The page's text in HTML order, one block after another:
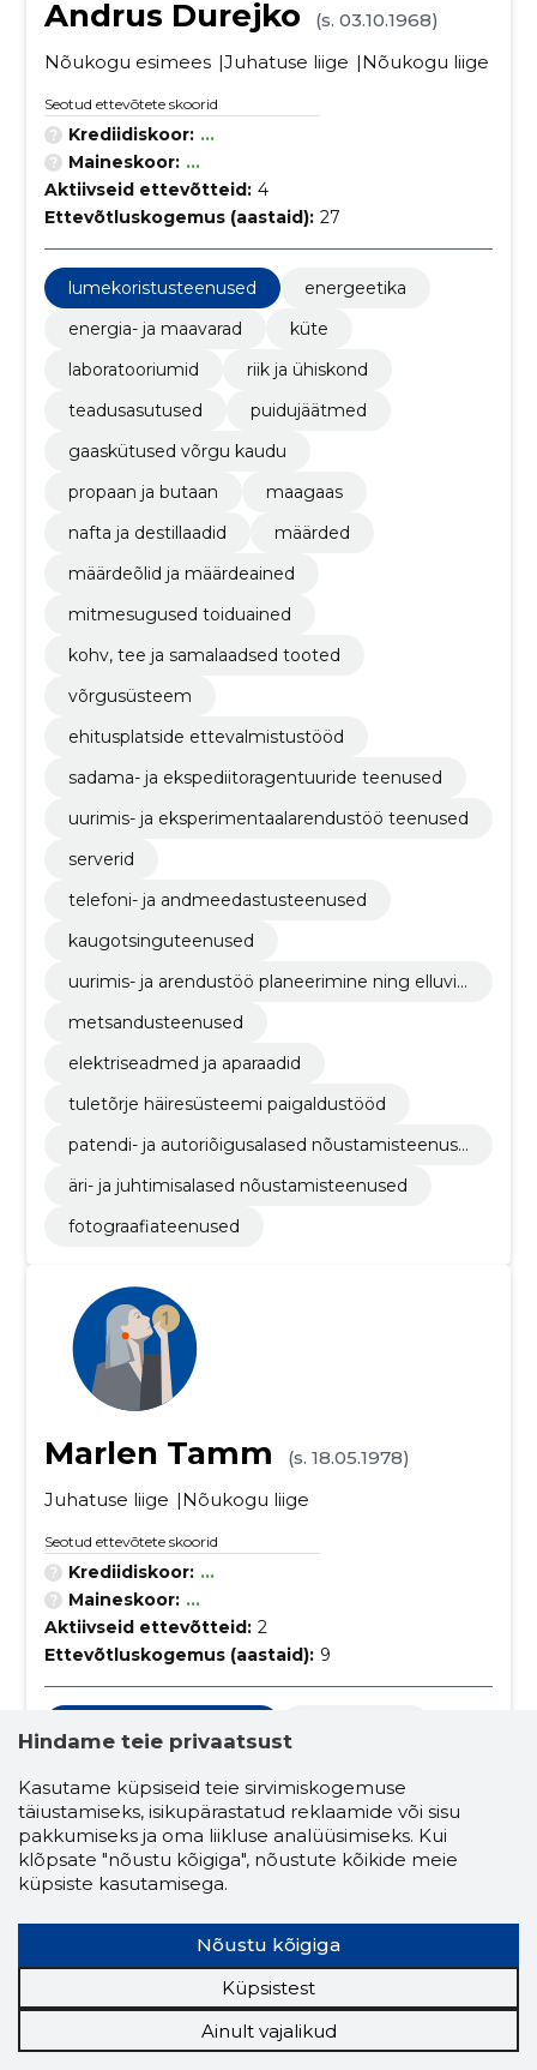
Andrus Durejko
(s. 03.10.1968)
Nõukogu esimees Juhatuse liige Nõukogu liige
Seotud ettevõtete skoorid
Krediidiskoor: ...
Maineskoor: ...
Aktiivseid ettevõtteid: 4
Ettevõtluskogemus (aastaid): 27
lumekoristusteenused
energeetika
energia- ja maavarad
küte
laboratooriumid
riik ja ühiskond
teadusasutused
puidujäätmed
gaaskütused võrgu kaudu
propaan ja butaan
maagaas
nafta ja destillaadid
määrded
määrdeõlid ja määrdeained
mitmesugused toiduained
kohv, tee ja samalaadsed tooted
võrgusüsteem
ehitusplatside ettevalmistustööd
sadama- ja ekspediitoragentuuride teenused
uurimis- ja eksperimentaalarendustöö teenused
serverid
telefoni- ja andmeedastusteenused
kaugotsinguteenused
uurimis- ja arendustöö planeerimine ning elluvii
metsandusteenused
elektriseadmed ja aparaadid
tuletõrje häiresüsteemi paigaldustööd
patendi- ja autoriõigusalased nõustamisteenuse
äri- ja juhtimisalased nõustamisteenused
fotograafiateenused
Marlen Tamm
(s. 18.05.1978)
Juhatuse liige
Nõukogu liige
Seotud ettevõtete skoorid
Krediidiskoor: ...
Maineskoor: ...
Aktiivseid ettevõtteid: 2
Ettevõtluskogemus (aastaid): 9
laboratooriumid
riik ja ühiskond
teadusasutused
puidujäätmed
gaaskütused võrgu kaudu
propaan ja butaan
maagaas
nafta ja destillaadid
määrded
määrdeõlid ja määrdeained
mitmesugused toiduained
Hindame teie privaatsust
Kasutame küpsiseid teie sirvimiskogemuse
täiustamiseks, isikupärastatud reklaamide või sisu
pakkumiseks ja oma liikluse analüüsimiseks. Kui
klõpsate "nõustu kõigiga", nõustute kõikide meie
küpsiste kasutamisega.
Nõustu kõigiga
Küpsistest
Ainult vajalikud